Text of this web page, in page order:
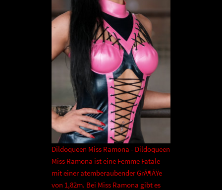
Dildoqueen Miss Ramona - Dildoqueen
Miss Ramona ist eine Femme Fatale
mit einer atemberaubender GrÃ¶ÃŸe
von 1,82m. Bei Miss Ramona gibt es